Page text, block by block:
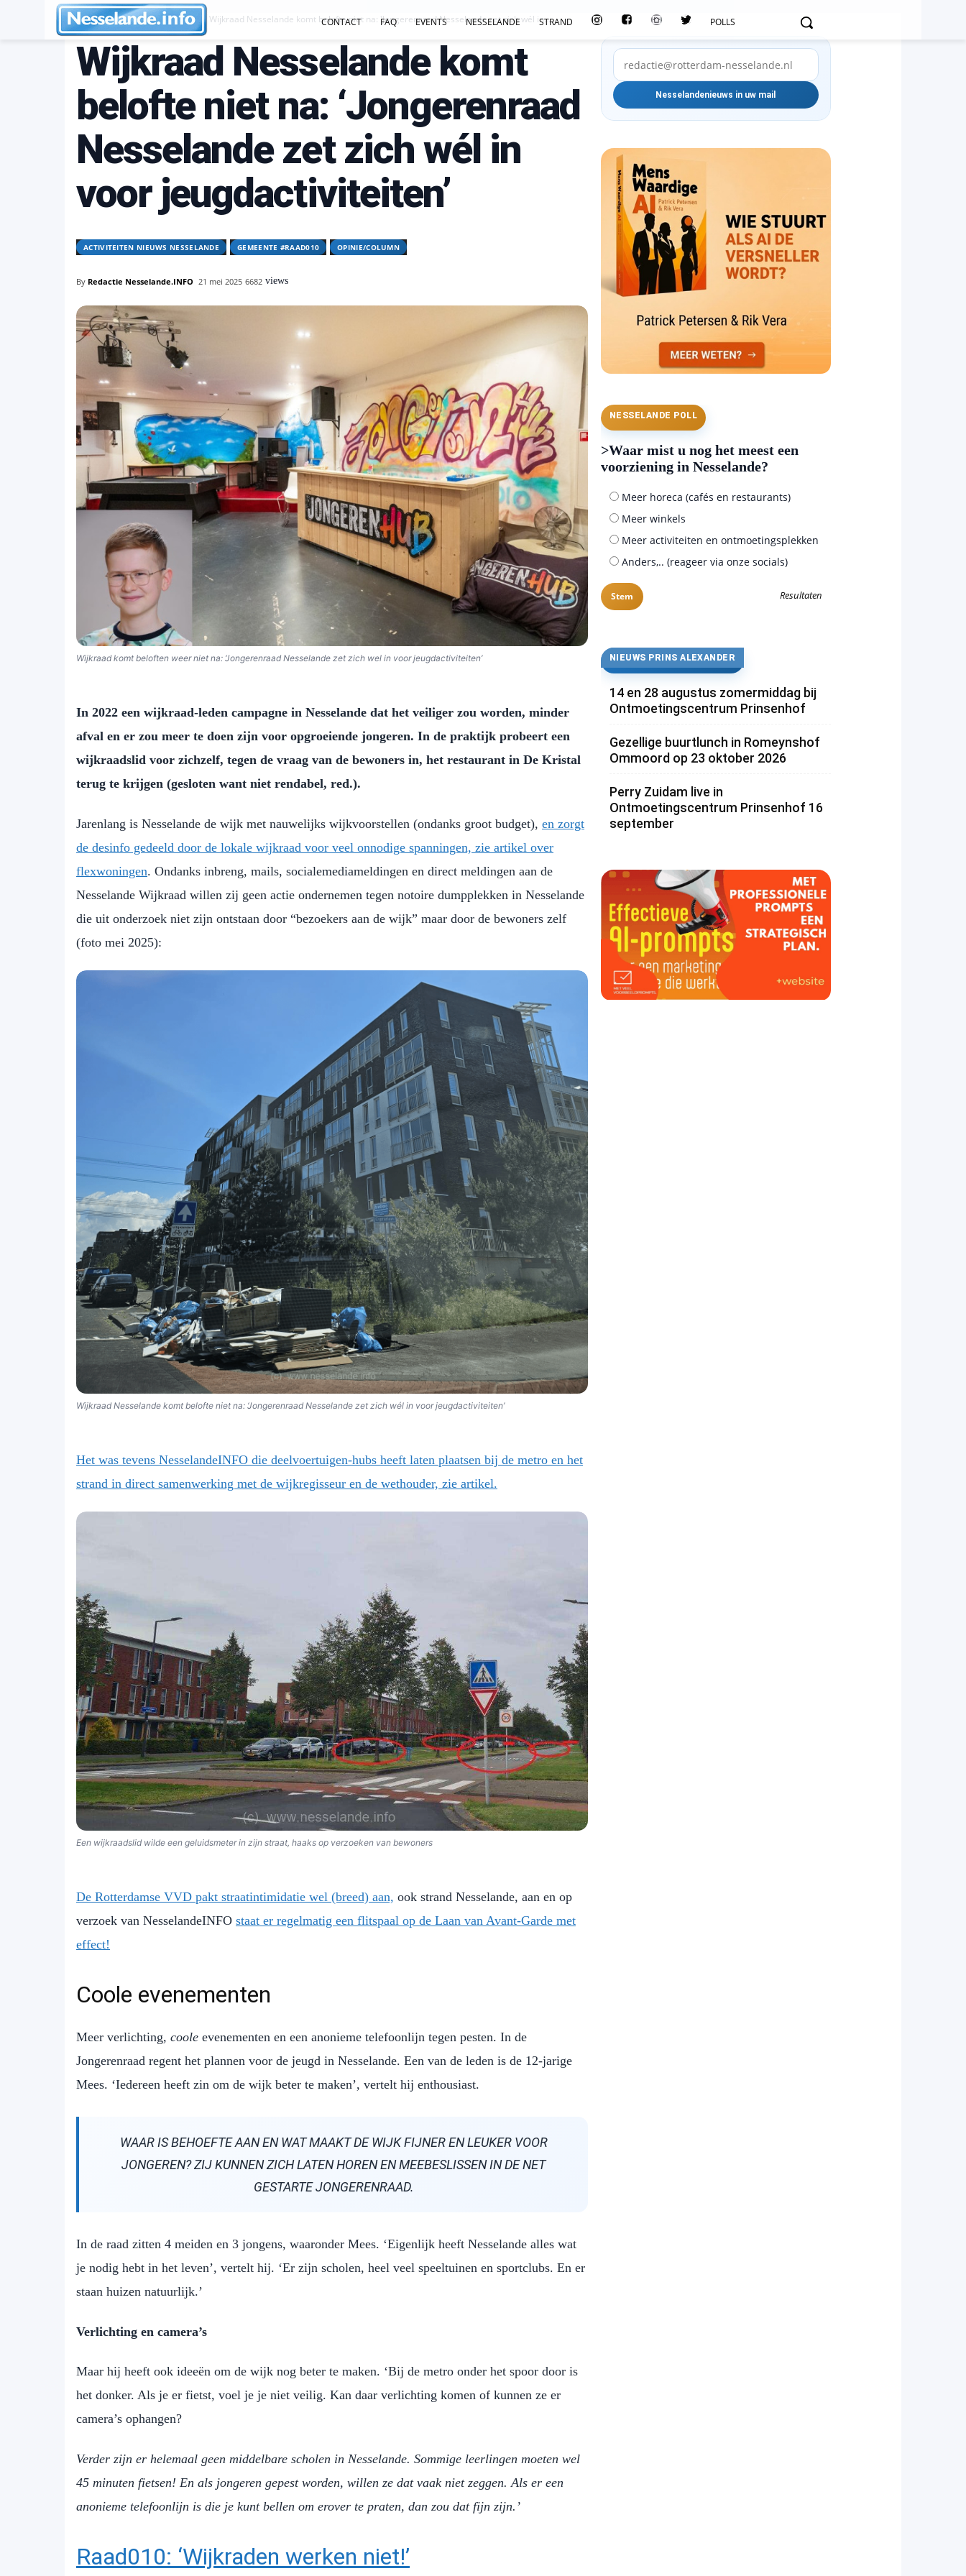
CONTACT FAQ EVENTS NESSELANDE STRAND POLLS
Activiteiten Nieuws Nesselande Wijkraad Nesselande komt belofte niet na: 'Jongerenraad Nesselande zet zich wél in...
Wijkraad Nesselande komt
belofte niet na: ‘Jongerenraad
Nesselande zet zich wél in
voor jeugdactiviteiten’
ACTIVITEITEN NIEUWS NESSELANDE GEMEENTE #RAAD010 OPINIE/COLUMN
By Redactie Nesselande.INFO 21 mei 2025 6682 views
Wijkraad komt beloften weer niet na: ‘Jongerenraad Nesselande zet zich wel in voor jeugdactiviteiten’
In 2022 een wijkraad-leden campagne in Nesselande dat het veiliger zou worden, minder
afval en er zou meer te doen zijn voor opgroeiende jongeren. In de praktijk probeert een
wijkraadslid voor zichzelf, tegen de vraag van de bewoners in, het restaurant in De Kristal
terug te krijgen (gesloten want niet rendabel, red.).
Jarenlang is Nesselande de wijk met nauwelijks wijkvoorstellen (ondanks groot budget), en zorgt
de desinfo gedeeld door de lokale wijkraad voor veel onnodige spanningen, zie artikel over
flexwoningen. Ondanks inbreng, mails, socialemediameldingen en direct meldingen aan de
Nesselande Wijkraad willen zij geen actie ondernemen tegen notoire dumpplekken in Nesselande
die uit onderzoek niet zijn ontstaan door “bezoekers aan de wijk” maar door de bewoners zelf
(foto mei 2025):
Wijkraad Nesselande komt belofte niet na: ‘Jongerenraad Nesselande zet zich wél in voor jeugdactiviteiten’
Het was tevens NesselandeINFO die deelvoertuigen-hubs heeft laten plaatsen bij de metro en het
strand in direct samenwerking met de wijkregisseur en de wethouder, zie artikel.
Een wijkraadslid wilde een geluidsmeter in zijn straat, haaks op verzoeken van bewoners
De Rotterdamse VVD pakt straatintimidatie wel (breed) aan, ook strand Nesselande, aan en op
verzoek van NesselandeINFO staat er regelmatig een flitspaal op de Laan van Avant-Garde met
effect!
Coole evenementen
Meer verlichting, coole evenementen en een anonieme telefoonlijn tegen pesten. In de
Jongerenraad regent het plannen voor de jeugd in Nesselande. Een van de leden is de 12-jarige
Mees. ‘Iedereen heeft zin om de wijk beter te maken’, vertelt hij enthousiast.
WAAR IS BEHOEFTE AAN EN WAT MAAKT DE WIJK FIJNER EN LEUKER VOOR
JONGEREN? ZIJ KUNNEN ZICH LATEN HOREN EN MEEBESLISSEN IN DE NET
GESTARTE JONGERENRAAD.
In de raad zitten 4 meiden en 3 jongens, waaronder Mees. ‘Eigenlijk heeft Nesselande alles wat
je nodig hebt in het leven’, vertelt hij. ‘Er zijn scholen, heel veel speeltuinen en sportclubs. En er
staan huizen natuurlijk.’
Verlichting en camera’s
Maar hij heeft ook ideeën om de wijk nog beter te maken. ‘Bij de metro onder het spoor door is
het donker. Als je er fietst, voel je je niet veilig. Kan daar verlichting komen of kunnen ze er
camera’s ophangen?
Verder zijn er helemaal geen middelbare scholen in Nesselande. Sommige leerlingen moeten wel
45 minuten fietsen! En als jongeren gepest worden, willen ze dat vaak niet zeggen. Als er een
anonieme telefoonlijn is die je kunt bellen om erover te praten, dan zou dat fijn zijn.’
Raad010: ‘Wijkraden werken niet!’
NESSELANDE POLL
>Waar mist u nog het meest een
voorziening in Nesselande?
Meer horeca (cafés en restaurants)
Meer winkels
Meer activiteiten en ontmoetingsplekken
Anders,.. (reageer via onze socials)
Resultaten
NIEUWS PRINS ALEXANDER
14 en 28 augustus zomermiddag bij
Ontmoetingscentrum Prinsenhof
Gezellige buurtlunch in Romeynshof
Ommoord op 23 oktober 2026
Perry Zuidam live in
Ontmoetingscentrum Prinsenhof 16
september